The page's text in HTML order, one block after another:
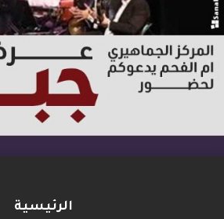
الرئيسية